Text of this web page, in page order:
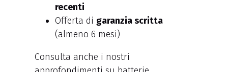
recenti
Offerta di garanzia scritta
(almeno 6 mesi)
Consulta anche i nostri